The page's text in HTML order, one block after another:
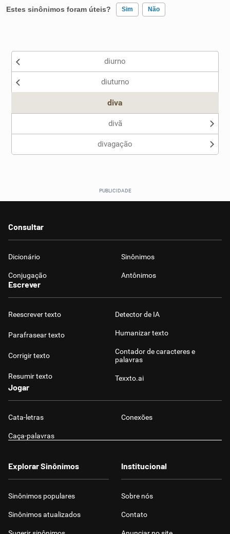
Estes sinônimos foram úteis? Sim Não
Nenhum dos sinônimos apresentados me ajudou
diurno
diuturno
diva
divã
divagação
Consultar
Dicionário Sinônimos
Conjugação Antônimos
Escrever
Reescrever texto
Parafrasear texto
Corrigir texto
Resumir texto
Detector de IA
Humanizar texto
Contador de caracteres e
palavras
Texxto.ai
Jogar
Cata-letras Conexões
Caça-palavras
Explorar Sinônimos
Sinônimos populares
Sinônimos atualizados
Institucional
Sobre nós
Contato